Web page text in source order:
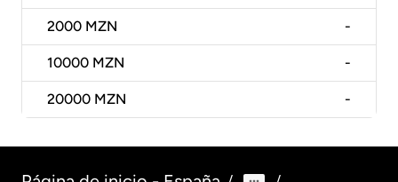
2000 MZN -
10000 MZN -
20000 MZN -